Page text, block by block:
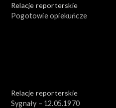
Relacje reporterskie
Pogotowie opiekuńcze
Relacje reporterskie
Sygnały – 12.05.1970